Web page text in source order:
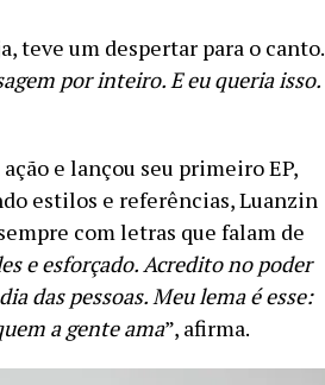
teve um despertar para o canto.
por inteiro. E eu queria isso.
e lançou seu primeiro EP,
estilos e referências, Luanzin
com letras que falam de
e esforçado. Acredito no poder
das pessoas. Meu lema é esse:
a gente ama”, afirma.